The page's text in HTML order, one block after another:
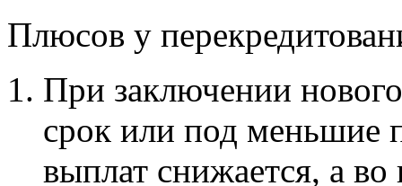
Плюсов у
При заключении
срок или под меньшие
выплат снижается, а